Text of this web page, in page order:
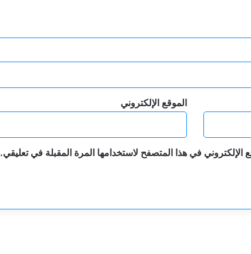
الموقع الإلكتروني
في هذا المتصفح لاستخدامها المرة المقبلة في تعليقي.